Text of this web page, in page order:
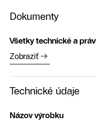
Dokumenty
Všetky technické a
Zobraziť
Technické údaje
Názov výrobku